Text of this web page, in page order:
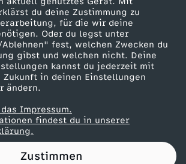
du deine Zustimmung zu
für die wir deine
Oder du legst unter
fest, welchen Zwecken du
gibst und welchen nicht. Deine
kannst du jederzeit mit
in deinen Einstellungen
ändern.
Impressum.
findest du in unserer
Zustimmen